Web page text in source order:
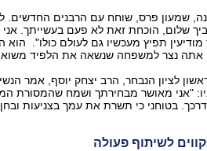
שמעון פרס, שוחח עם הרבנים החדשים.
שלום, הוכחת זאת לא פעם בעשייתך. אני
תפיץ מעכשיו גם לעולם כולו". הוא
נצר למשפחה שנשאה את הלפיד
לציון הנבחר, הרב יצחק יוסף, אמר
"אני מאושר מבחירתך ושמח שהמסורת
בטוחני כי תשרת את עמך בצניעות
לשיתוף פעולה